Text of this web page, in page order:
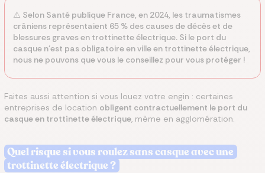
⚠️ Selon Santé publique France, en 2024, les traumatismes
crâniens représentaient 65 % des causes de décès et de
blessures graves en trottinette électrique. Si le port du
casque n'est pas obligatoire en ville en trottinette électrique,
nous ne pouvons que vous le conseillez pour vous protéger !
Faites aussi attention si vous louez votre engin : certaines
entreprises de location obligent contractuellement le port du
casque en trottinette électrique, même en agglomération.
Quel risque si vous roulez sans casque avec une
trottinette électrique ?